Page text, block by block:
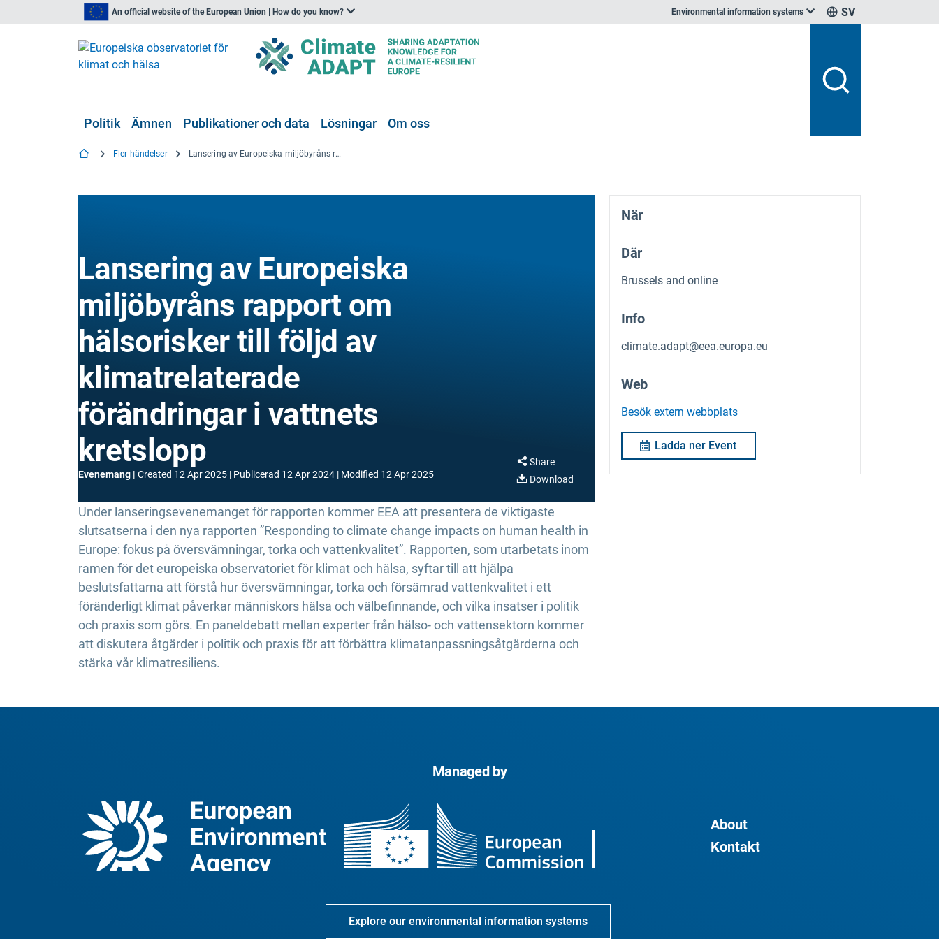
An official website of the European Union | How do you know? Environmental information systems SV
Politik Ämnen Publikationer och data Lösningar Om oss
Fler händelser Lansering av Europeiska miljöbyråns rapport om hälsorisker till följd av klimatrelaterade förändringar i vattnets kretslopp
Lansering av Europeiska
miljöbyråns rapport om
hälsorisker till följd av
klimatrelaterade
förändringar i vattnets
kretslopp
Evenemang Created 12 Apr 2025 Publicerad 12 Apr 2024 Modified 12 Apr 2025
Share
Download
Under lanseringsevenemanget för rapporten kommer EEA att presentera de viktigaste
slutsatserna i den nya rapporten ”Responding to climate change impacts on human health in
Europe: fokus på översvämningar, torka och vattenkvalitet”. Rapporten, som utarbetats inom
ramen för det europeiska observatoriet för klimat och hälsa, syftar till att hjälpa
beslutsfattarna att förstå hur översvämningar, torka och försämrad vattenkvalitet i ett
föränderligt klimat påverkar människors hälsa och välbefinnande, och vilka insatser i politik
och praxis som görs. En paneldebatt mellan experter från hälso- och vattensektorn kommer
att diskutera åtgärder i politik och praxis för att förbättra klimatanpassningsåtgärderna och
stärka vår klimatresiliens.
När
Där
Brussels and online
Info
climate.adapt@eea.europa.eu
Web
Besök extern webbplats
Ladda ner Event
Managed by
About
Kontakt
Explore our environmental information systems